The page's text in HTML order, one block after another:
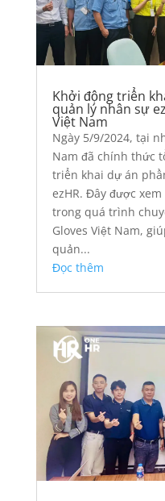
Khởi động triển
quản lý nhân sự
Việt Nam
Ngày 5/9/2024, tại
Nam đã chính thức
triển khai dự án
ezHR. Đây được
trong quá trình
Gloves Việt Nam,
quản...
Đọc thêm